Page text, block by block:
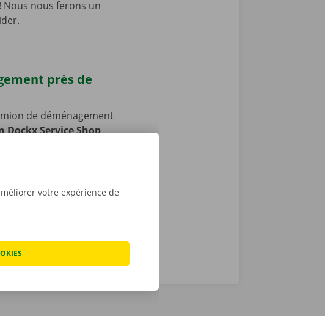
! Nous nous ferons un
près de
de déménagement
Service Shop
de souci : vous
votre expérience de